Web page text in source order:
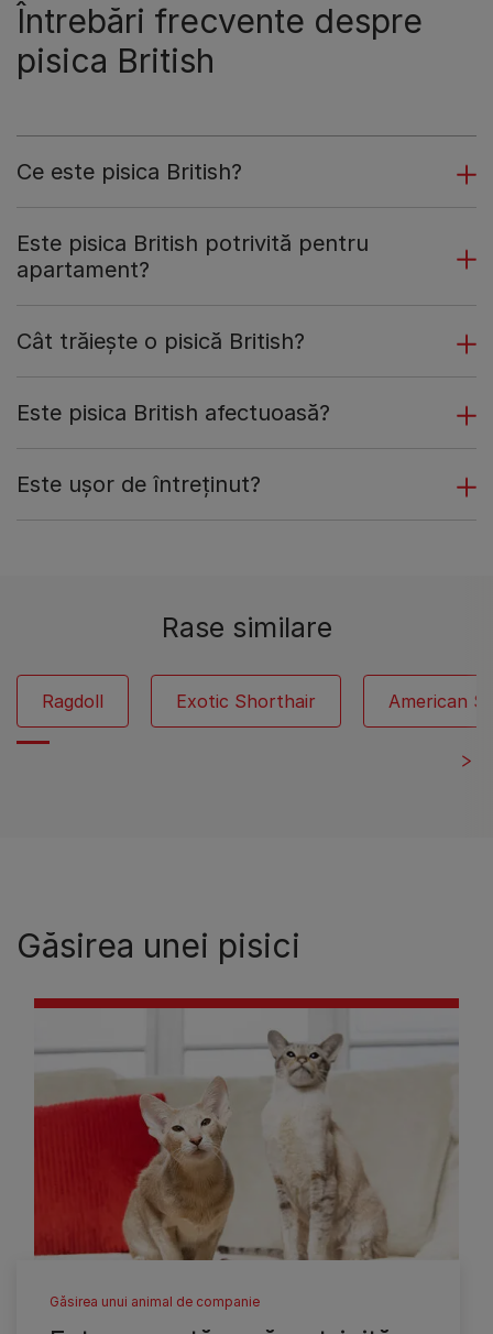
Întrebări frecvente despre
pisica British
Ce este pisica British?
Este pisica British potrivită pentru
apartament?
Cât trăiește o pisică British?
Este pisica British afectuoasă?
Este ușor de întreținut?
Rase similare
Ragdoll Exotic Shorthair American
Găsirea unei pisici
Găsirea unui animal de companie